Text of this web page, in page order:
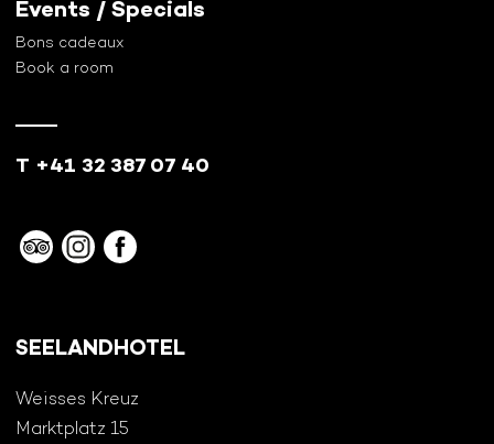
SEELANDHOTEL
Weisses Kreuz
Marktplatz 15
Events / Specials
Bons cadeaux
Book a room
T +41 32 387 07 40